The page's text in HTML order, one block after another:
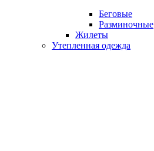
Беговые
Разминочные
Жилеты
Утепленная одежда